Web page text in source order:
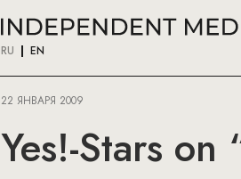
RU EN
22 ЯНВАРЯ 2009
Yes!-Stars